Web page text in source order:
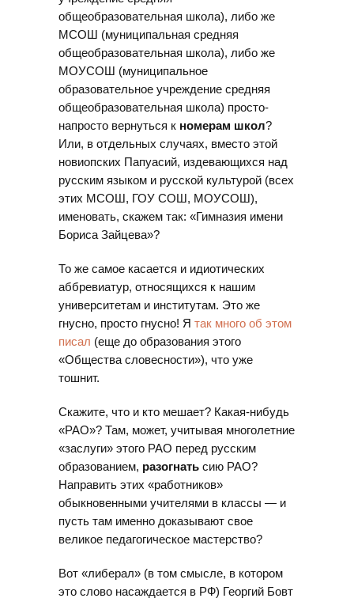
общеобразовательная школа), либо же
МСОШ (муниципальная средняя
общеобразовательная школа), либо же
МОУСОШ (муниципальное
образовательное учреждение средняя
общеобразовательная школа) просто-
напросто вернуться к номерам школ?
Или, в отдельных случаях, вместо этой
новиопских Папуасий, издевающихся над
русским языком и русской культурой (всех
этих МСОШ, ГОУ СОШ, МОУСОШ),
именовать, скажем так: «Гимназия имени
Бориса Зайцева»?
То же самое касается и идиотических
аббревиатур, относящихся к нашим
университетам и институтам. Это же
гнусно, просто гнусно! Я так много об этом
писал (еще до образования этого
«Общества словесности»), что уже
тошнит.
Скажите, что и кто мешает? Какая-нибудь
«РАО»? Там, может, учитывая многолетние
«заслуги» этого РАО перед русским
образованием, разогнать сию РАО?
Направить этих «работников»
обыкновенными учителями в классы — и
пусть там именно доказывают свое
великое педагогическое мастерство?
Вот «либерал» (в том смысле, в котором
это слово насаждается в РФ) Георгий Бовт